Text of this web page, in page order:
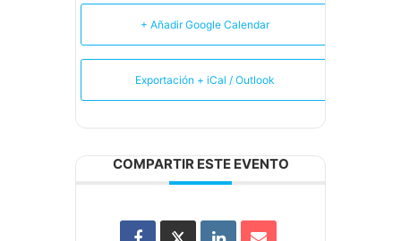
+ Añadir Google Calendar
Exportación + iCal / Outlook
COMPARTIR ESTE EVENTO